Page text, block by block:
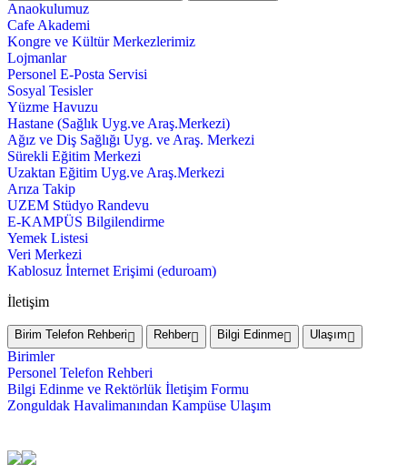
Anaokulumuz
Cafe Akademi
Kongre ve Kültür Merkezlerimiz
Lojmanlar
Personel E-Posta Servisi
Sosyal Tesisler
Yüzme Havuzu
Hastane (Sağlık Uyg.ve Araş.Merkezi)
Ağız ve Diş Sağlığı Uyg. ve Araş. Merkezi
Sürekli Eğitim Merkezi
Uzaktan Eğitim Uyg.ve Araş.Merkezi
Arıza Takip
UZEM Stüdyo Randevu
E-KAMPÜS Bilgilendirme
Yemek Listesi
Veri Merkezi
Kablosuz İnternet Erişimi (eduroam)
İletişim
Birim Telefon Rehberi Rehber Bilgi Edinme Ulaşım
Birimler
Personel Telefon Rehberi
Bilgi Edinme ve Rektörlük İletişim Formu
Zonguldak Havalimanından Kampüse Ulaşım